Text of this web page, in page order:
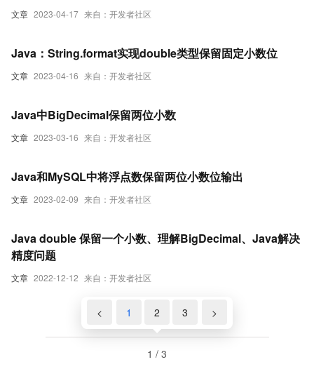
文章 2023-04-17 来自：开发者社区
文章 2023-04-16 来自：开发者社区
Java：String.format实现double类型保留固定小数位
文章 2023-03-16 来自：开发者社区
Java中BigDecimal保留两位小数
文章 2023-02-09 来自：开发者社区
Java和MySQL中将浮点数保留两位小数位输出
文章 2022-12-12 来自：开发者社区
Java double 保留一个小数、理解BigDecimal、Java解决
精度问题
< 1 2 3 >
1 / 3